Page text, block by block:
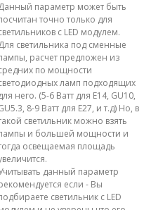
параметр может быть
точно только для
с LED модулем.
светильника под сменные
расчет предложен из
по мощности
ламп подходящих
него. (5-6 Ватт для E14, GU10,
8-9 Ватт для E27, и т.д) Но, в
светильник можно взять
и большей мощности и
освещаемая площадь
данный параметр
если - Вы
светильник с LED